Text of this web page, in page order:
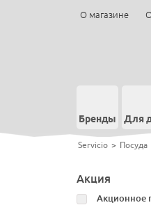
О магазине
Бренды Для
Servicio > Посуда
Акция
Акционное